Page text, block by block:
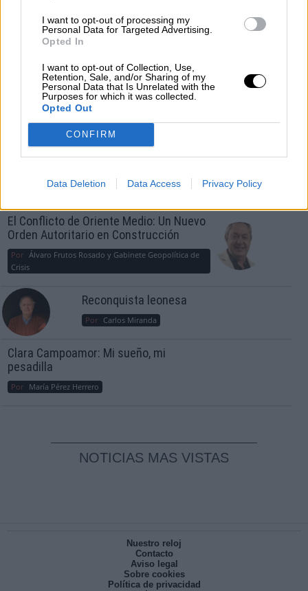
I want to opt-out of processing my
Personal Data for Targeted Advertising.
Opted In
I want to opt-out of Collection, Use,
Retention, Sale, and/or Sharing of my
Personal Data that Is Unrelated with the
Purposes for which it was collected.
Opted Out
CONFIRM
Data Deletion Data Access Privacy Policy
¿La ciudadanía de Occidente es
consciente del riesgo de una tercera
Por Álvaro Frutos Rosado y Gabinete Geopolítica de
Crisis
Suelta y confía
María Comesaña
Por Juan Manuel Beltrán
El Conflicto de Oriente Medio: Un Nuevo
Orden Autoritario en Construcción
Por Álvaro Frutos Rosado y Gabinete Geopolítica de
Crisis
Reconquista leonesa
Por Carlos Miranda
Clara Campoamor: Mi sueño, mi
pesadilla
Por María Pérez Herrero
NOTICIAS MAS VISTAS
Nuestro reloj
Contacto
Aviso legal
Sobre cookies
Política de privacidad